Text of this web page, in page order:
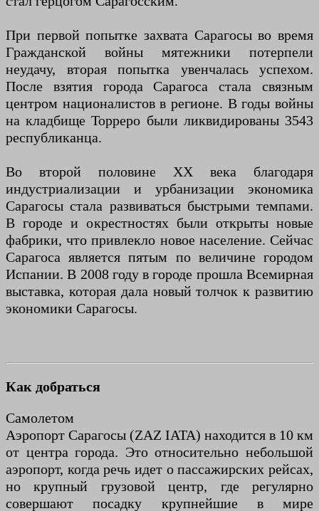
При первой попытке захвата Сарагосы во время
Гражданской войны мятежники потерпели
неудачу, вторая попытка увенчалась успехом.
После взятия города Сарагоса стала связным
центром националистов в регионе. В годы войны
на кладбище Торреро были ликвидированы 3543
республиканца.
Во второй половине XX века благодаря
индустриализации и урбанизации экономика
Сарагосы стала развиваться быстрыми темпами.
В городе и окрестностях были открыты новые
фабрики, что привлекло новое население. Сейчас
Сарагоса является пятым по величине городом
Испании. В 2008 году в городе прошла Всемирная
выставка, которая дала новый толчок к развитию
экономики Сарагосы.
Как добраться
Самолетом
Аэропорт Сарагосы (ZAZ IATA) находится в 10 км
от центра города. Это относительно небольшой
аэропорт, когда речь идет о пассажирских рейсах,
но крупный грузовой центр, где регулярно
совершают посадку крупнейшие в мире